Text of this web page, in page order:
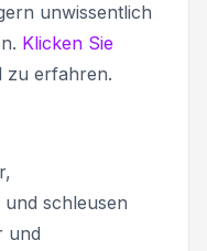
unwissentlich
Klicken Sie
zu erfahren.
schleusen
und